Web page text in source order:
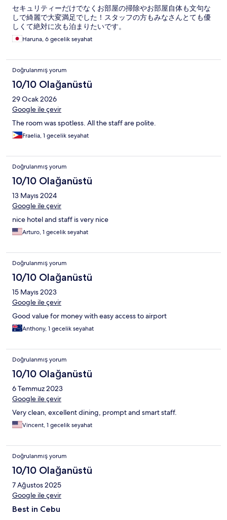
セキュリティーだけでなくお部屋の掃除やお部屋自体も文句な
しで綺麗で大変満足でした！スタッフの方もみなさんとても優
しくて絶対に次も泊まりたいです。
Haruna, 6 gecelik seyahat
Doğrulanmış yorum
10/10 Olağanüstü
29 Ocak 2026
Google ile çevir
The room was spotless. All the staff are polite.
Fraelia, 1 gecelik seyahat
Doğrulanmış yorum
10/10 Olağanüstü
13 Mayıs 2024
Google ile çevir
nice hotel and staff is very nice
Arturo, 1 gecelik seyahat
Doğrulanmış yorum
10/10 Olağanüstü
15 Mayıs 2023
Google ile çevir
Good value for money with easy access to airport
Anthony, 1 gecelik seyahat
Doğrulanmış yorum
10/10 Olağanüstü
6 Temmuz 2023
Google ile çevir
Very clean, excellent dining, prompt and smart staff.
Vincent, 1 gecelik seyahat
Doğrulanmış yorum
10/10 Olağanüstü
7 Ağustos 2025
Google ile çevir
Best in Cebu